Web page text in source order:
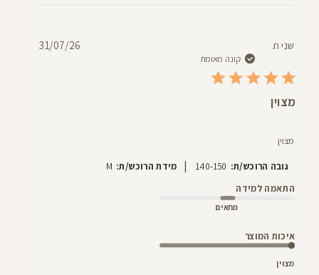
שני ח.
קונה מאומת
מצוין
מצוין
גובה הרוכש/ת: 140-150 מידת הרוכש/ת: M
התאמה למידה
מתאים
איכות המוצר
מצוין
תאריך31/07/26